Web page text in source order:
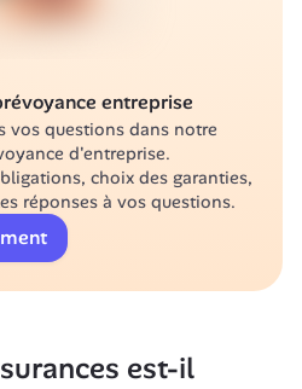
entreprise
vos questions dans notre
d'entreprise.
choix des garanties,
réponses à vos questions.
est-il